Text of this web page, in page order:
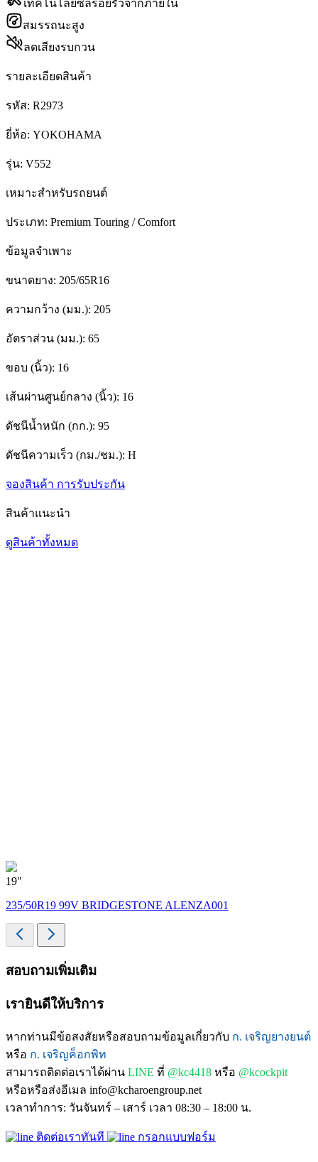
เทคโนโลยีซีลรอยรั่วจากภายใน
สมรรถนะสูง
ลดเสียงรบกวน
รายละเอียดสินค้า
รหัส: R2973
ยี่ห้อ: YOKOHAMA
รุ่น: V552
เหมาะสำหรับรถยนต์
ประเภท: Premium Touring / Comfort
ข้อมูลจำเพาะ
ขนาดยาง: 205/65R16
ความกว้าง (มม.): 205
อัตราส่วน (มม.): 65
ขอบ (นิ้ว): 16
เส้นผ่านศูนย์กลาง (นิ้ว): 16
ดัชนีน้ำหนัก (กก.): 95
ดัชนีความเร็ว (กม./ชม.): H
จองสินค้า การรับประกัน
สินค้าแนะนำ
ดูสินค้าทั้งหมด
19"
235/50R19 99V BRIDGESTONE ALENZA001
สอบถามเพิ่มเติม
เรายินดีให้บริการ
หากท่านมีข้อสงสัยหรือสอบถามข้อมูลเกี่ยวกับ ก. เจริญยางยนต์
หรือ ก. เจริญค็อกพิท
สามารถติดต่อเราได้ผ่าน LINE ที่ @kc4418 หรือ @kcockpit
หรือหรือส่งอีเมล info@kcharoengroup.net
เวลาทำการ: วันจันทร์ – เสาร์ เวลา 08:30 – 18:00 น.
ติดต่อเราทันที กรอกแบบฟอร์ม